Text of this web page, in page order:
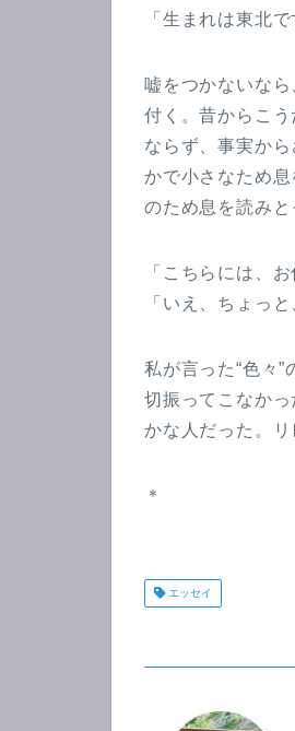
「生まれは東北
嘘をつかないな
付く。昔からこ
ならず、事実か
かで小さなため
のため息を読みと
「こちらには、お
「いえ、ちょっ
私が言った“色々
切振ってこなか
かな人だった。リ
＊
エッセイ